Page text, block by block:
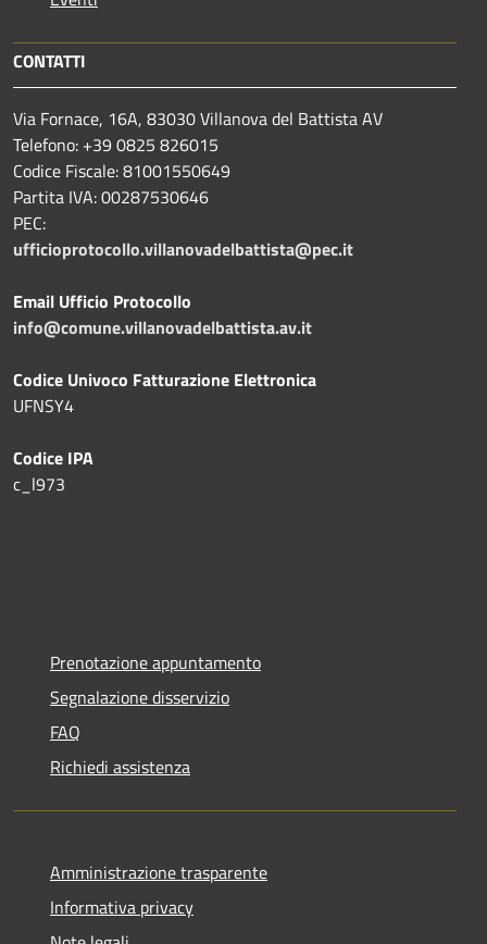
CONTATTI
Via Fornace, 16A, 83030 Villanova del Battista AV
Telefono: +39 0825 826015
Codice Fiscale: 81001550649
Partita IVA: 00287530646
PEC:
ufficioprotocollo.villanovadelbattista@pec.it
Email Ufficio Protocollo
info@comune.villanovadelbattista.av.it
Codice Univoco Fatturazione Elettronica
UFNSY4
Codice IPA
c_l973
Prenotazione appuntamento
Segnalazione disservizio
FAQ
Richiedi assistenza
Amministrazione trasparente
Informativa privacy